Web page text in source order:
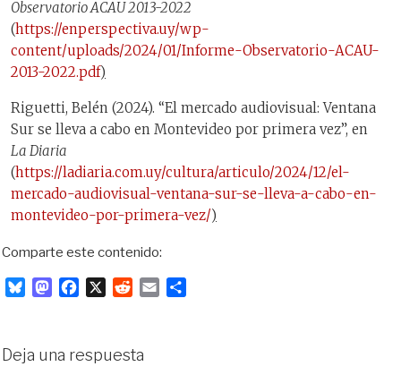
Observatorio ACAU 2013-2022
(https://enperspectiva.uy/wp-
content/uploads/2024/01/Informe-Observatorio-ACAU-
2013-2022.pdf)
Riguetti, Belén (2024). “El mercado audiovisual: Ventana
Sur se lleva a cabo en Montevideo por primera vez”, en
La Diaria
(https://ladiaria.com.uy/cultura/articulo/2024/12/el-
mercado-audiovisual-ventana-sur-se-lleva-a-cabo-en-
montevideo-por-primera-vez/)
Comparte este contenido:
s
M
o
b
X
d
i
Deja una respuesta